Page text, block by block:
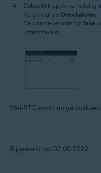
Dubbelklik op de vermelding
het pictogram Omschakelen
De waarde verandert in false ,
uitgeschakeld.
WebRTC wordt nu
Bijgewerkt op: 02-06-2022